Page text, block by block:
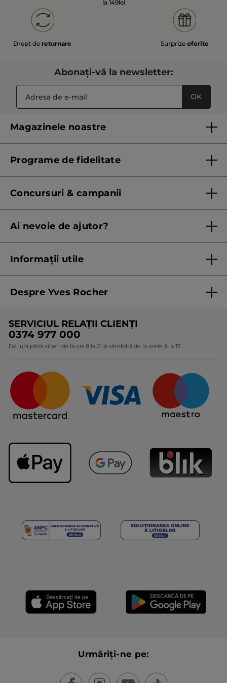
la 149lei
Drept de returnare Surprize oferite
Abonați-vă la newsletter:
OK
Magazinele noastre
Programe de fidelitate
Concursuri & campanii
Listă prețuri standard
Ai nevoie de ajutor?
Informații utile
Termeni și condiții pentru vanzarea la distanță a
Politica de confidențialitate
Protecția Consumatorilor - A.N.P.C.
Despre Yves Rocher
Expertiza noastră botanică
Angajamentele noastre
Întrebări frecvente
SERVICIUL RELAȚII CLIENȚI
0374 977 000
De luni până vineri de la ora 8 la 21 și sâmbătă de la orele 8 la 17.
Urmăriți-ne pe: